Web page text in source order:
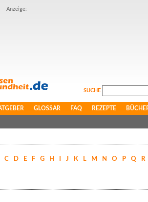
Anzeige:
SUCHE
GLOSSAR FAQ REZEPTE
C D E F G H J K L M N O P Q R